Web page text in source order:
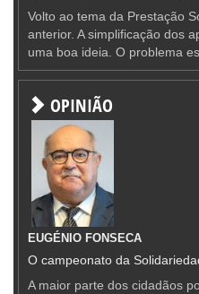
Volto ao tema da Prestação
anterior. A simplificação dos
uma boa ideia. O problema
OPINIÃO
EUGÉNIO FONSECA
O campeonato da
A maior parte dos cidadãos